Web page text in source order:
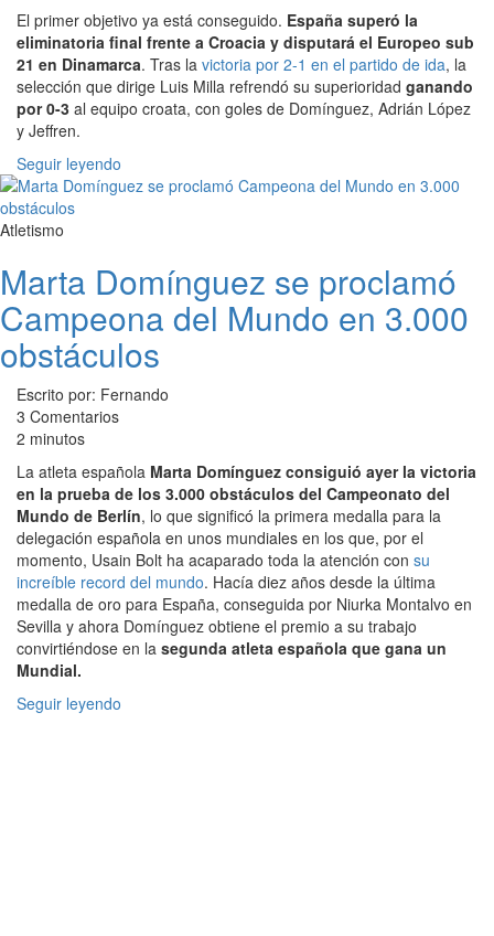
El primer objetivo ya está conseguido. España superó la
eliminatoria final frente a Croacia y disputará el Europeo sub
21 en Dinamarca. Tras la victoria por 2-1 en el partido de ida, la
selección que dirige Luis Milla refrendó su superioridad ganando
por 0-3 al equipo croata, con goles de Domínguez, Adrián López
y Jeffren.
Seguir leyendo
Atletismo
Marta Domínguez se proclamó
Campeona del Mundo en 3.000
obstáculos
Escrito por: Fernando
3 Comentarios
2 minutos
La atleta española Marta Domínguez consiguió ayer la victoria
en la prueba de los 3.000 obstáculos del Campeonato del
Mundo de Berlín, lo que significó la primera medalla para la
delegación española en unos mundiales en los que, por el
momento, Usain Bolt ha acaparado toda la atención con su
increíble record del mundo. Hacía diez años desde la última
medalla de oro para España, conseguida por Niurka Montalvo en
Sevilla y ahora Domínguez obtiene el premio a su trabajo
convirtiéndose en la segunda atleta española que gana un
Mundial.
Seguir leyendo